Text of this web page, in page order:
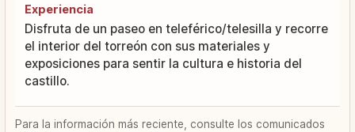
Experiencia
Disfruta de un paseo en teleférico/telesilla y recorre
el interior del torreón con sus materiales y
exposiciones para sentir la cultura e historia del
castillo.
Para la información más reciente, consulte los comunicados